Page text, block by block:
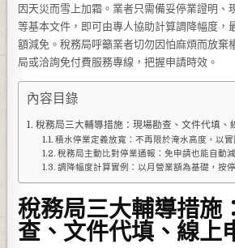
因天災而雪上加霜。業者只需備妥停業證明、
等基本文件，即可由專人協助計算調降幅度，
額減免。稅務局呼籲業者切勿因怕麻煩而放棄
局或洽詢免付費服務專線，把握申請時效。
內容目錄
稅務局三大輔導措施：現場勘查、文件代填、
積水停業定義放寬：不再限於淹水高度，以
稅務局主動比對停業通報：免申請也能自動
調降幅度計算實例：以月營業額為基礎，按
稅務局三大輔導措施
查、文件代填、線上